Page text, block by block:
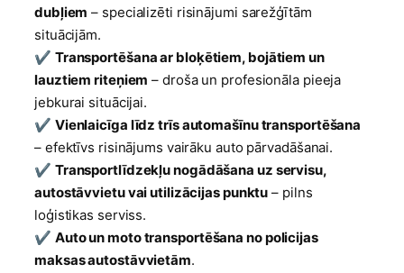
dubļiem – specializēti risinājumi sarežģītām
situācijām.
✔ Transportēšana ar bloķētiem, bojātiem un
lauztiem riteņiem – droša un profesionāla pieeja
jebkurai situācijai.
✔ Vienlaicīga līdz trīs automašīnu transportēšana
– efektīvs risinājums vairāku auto pārvadāšanai.
✔ Transportlīdzekļu nogādāšana uz servisu,
autostāvvietu vai utilizācijas punktu – pilns
loģistikas serviss.
✔ Auto un moto transportēšana no policijas
maksas autostāvvietām.